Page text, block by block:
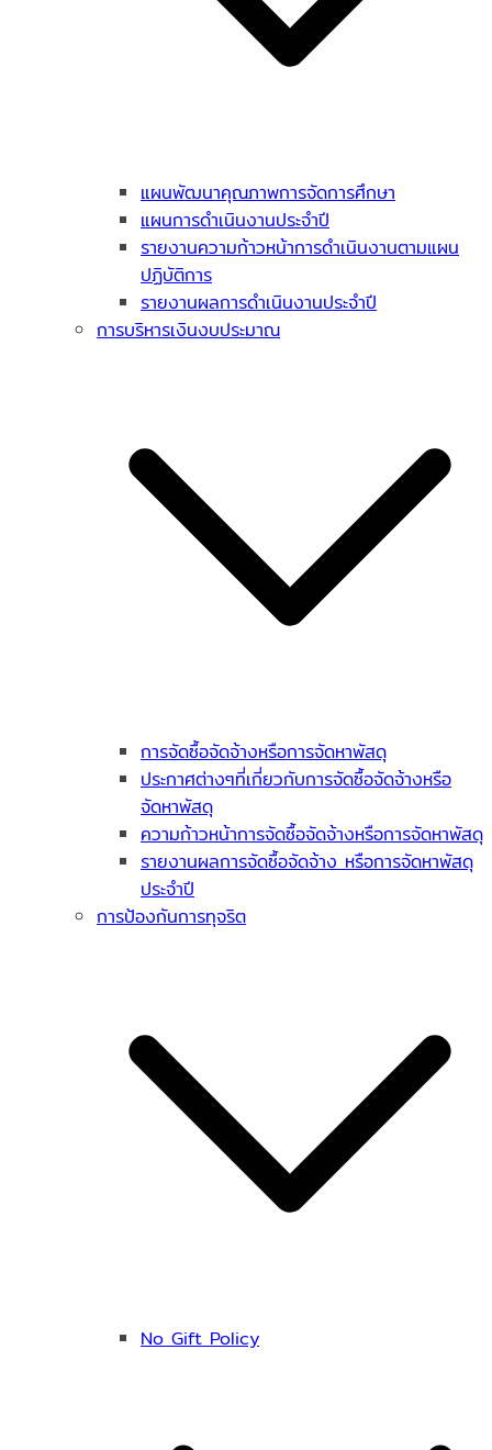
แผนพัฒนาคุณภาพการจัดการศึกษา
แผนการดำเนินงานประจำปี
รายงานความก้าวหน้าการดำเนินงานตามแผน
ปฏิบัติการ
รายงานผลการดำเนินงานประจำปี
การบริหารเงินงบประมาณ
การจัดซื้อจัดจ้างหรือการจัดหาพัสดุ
ประกาศต่างๆที่เกี่ยวกับการจัดซื้อจัดจ้างหรือ
จัดหาพัสดุ
ความก้าวหน้าการจัดซื้อจัดจ้างหรือการจัดหาพัสดุ
รายงานผลการจัดซื้อจัดจ้าง หรือการจัดหาพัสดุ
ประจำปี
การป้องกันการทุจริต
No Gift Policy